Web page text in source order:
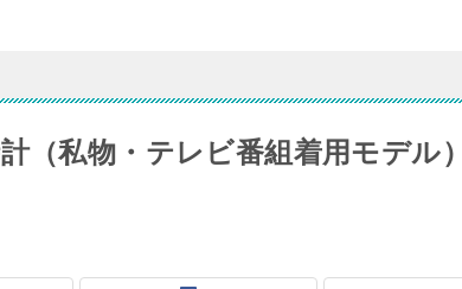
（私物・テレビ番組着用モデル）